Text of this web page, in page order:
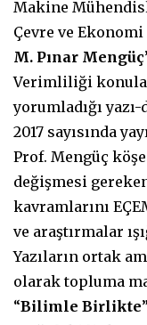
Makine
Çevre ve
M. Pınar Mengüç
Verimliliği
yorumladığı
2017 sayısında
Prof. Mengüç
değişmesi
kavramlarını
ve araştırmalar
Yazıların ortak
olarak topluma
“Bilimle Birlikte